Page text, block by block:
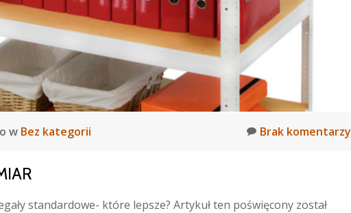
w Bez kategorii Brak komentarzy
standardowe- które lepsze? Artykuł ten poświęcony został